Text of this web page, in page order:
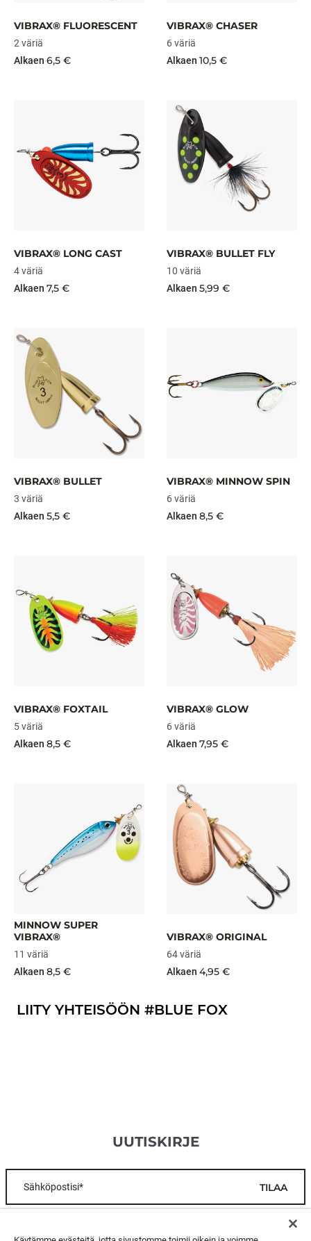
VIBRAX® FLUORESCENT
2 väriä
Alkaen 6,5 €
VIBRAX® CHASER
6 väriä
Alkaen 10,5 €
VIBRAX® LONG CAST
4 väriä
Alkaen 7,5 €
VIBRAX® BULLET FLY
10 väriä
Alkaen 5,99 €
VIBRAX® BULLET
3 väriä
Alkaen 5,5 €
VIBRAX® MINNOW SPIN
6 väriä
Alkaen 8,5 €
VIBRAX® FOXTAIL
5 väriä
Alkaen 8,5 €
VIBRAX® GLOW
6 väriä
Alkaen 7,95 €
MINNOW SUPER
VIBRAX®
11 väriä
Alkaen 8,5 €
VIBRAX® ORIGINAL
64 väriä
Alkaen 4,95 €
LIITY YHTEISÖÖN #BLUE FOX
UUTISKIRJE
Sähköpostisi* TILAA
ASIAKASPALVELU